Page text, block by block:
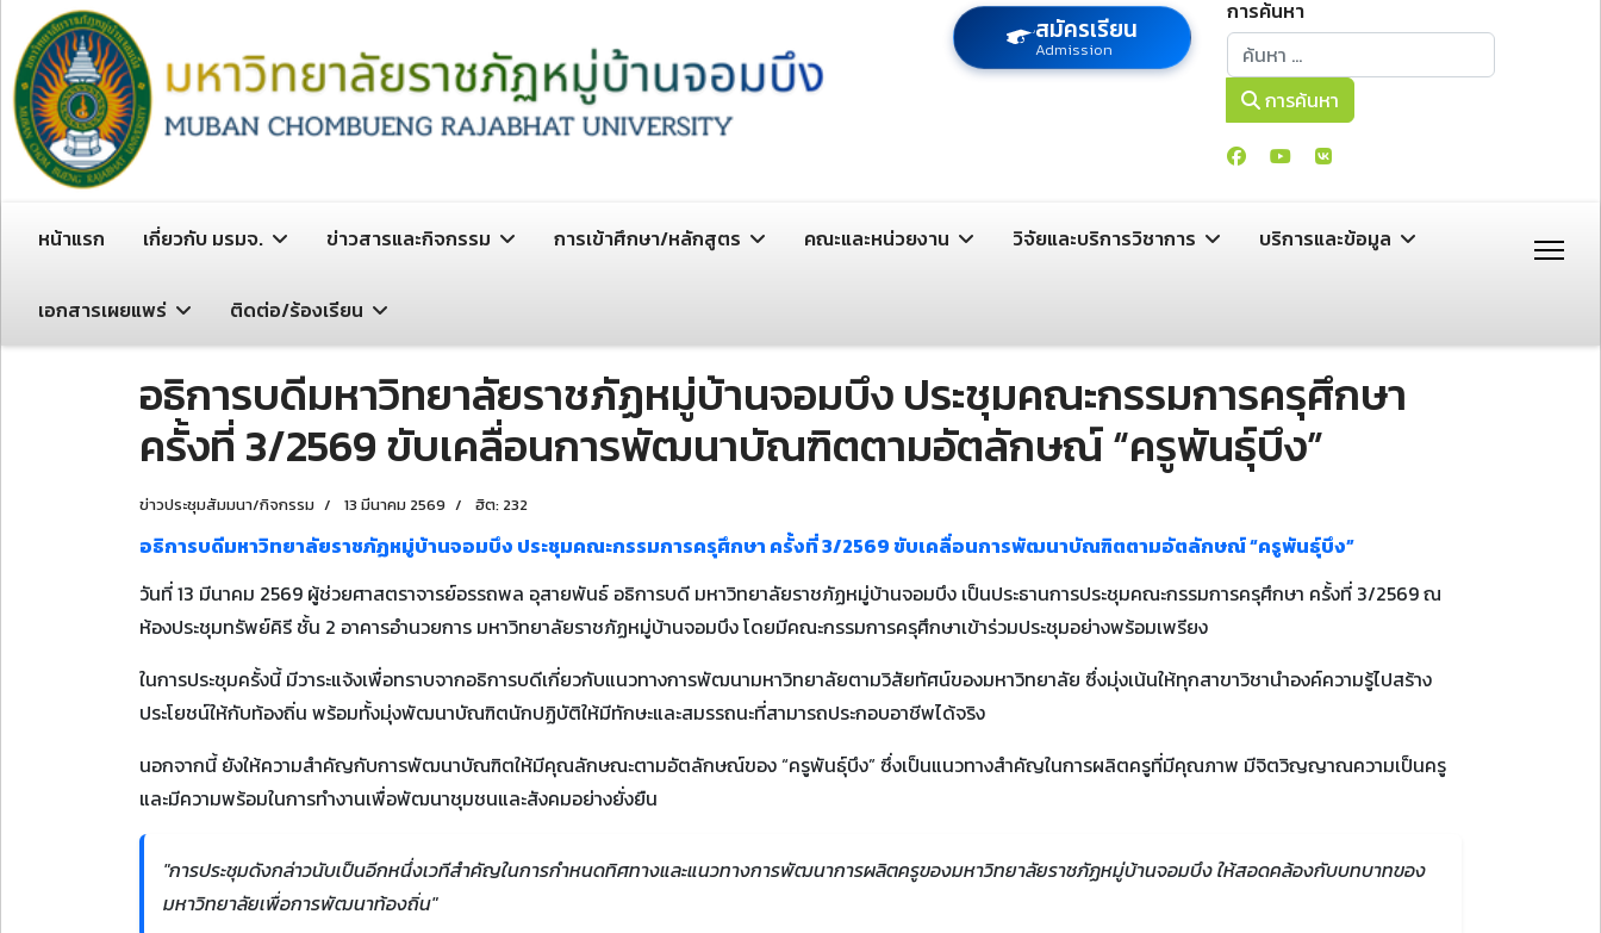
สมัครเรียน
Admission
การค้นหา
การค้นหา
การค้นหา
หน้าแรก เกี่ยวกับ มรมจ. ข่าวสารและกิจกรรม การเข้าศึกษา/หลักสูตร คณะและหน่วยงาน วิจัยและบริการวิชาการ บริการและข้อมูล
เอกสารเผยแพร่ ติดต่อ/ร้องเรียน
อธิการบดีมหาวิทยาลัยราชภัฏหมู่บ้านจอมบึง ประชุมคณะกรรมการครุศึกษา
ครั้งที่ 3/2569 ขับเคลื่อนการพัฒนาบัณฑิตตามอัตลักษณ์ “ครูพันธุ์บึง”
ข่าวประชุมสัมมนา/กิจกรรม 13 มีนาคม 2569 ฮิต: 232
อธิการบดีมหาวิทยาลัยราชภัฏหมู่บ้านจอมบึง ประชุมคณะกรรมการครุศึกษา ครั้งที่ 3/2569 ขับเคลื่อนการพัฒนาบัณฑิตตามอัตลักษณ์ “ครูพันธุ์บึง”
วันที่ 13 มีนาคม 2569 ผู้ช่วยศาสตราจารย์อรรถพล อุสายพันธ์ อธิการบดี มหาวิทยาลัยราชภัฏหมู่บ้านจอมบึง เป็นประธานการประชุมคณะกรรมการครุศึกษา ครั้งที่ 3/2569 ณ
ห้องประชุมทรัพย์คิรี ชั้น 2 อาคารอำนวยการ มหาวิทยาลัยราชภัฏหมู่บ้านจอมบึง โดยมีคณะกรรมการครุศึกษาเข้าร่วมประชุมอย่างพร้อมเพรียง
ในการประชุมครั้งนี้ มีวาระแจ้งเพื่อทราบจากอธิการบดีเกี่ยวกับแนวทางการพัฒนามหาวิทยาลัยตามวิสัยทัศน์ของมหาวิทยาลัย ซึ่งมุ่งเน้นให้ทุกสาขาวิชานำองค์ความรู้ไปสร้าง
ประโยชน์ให้กับท้องถิ่น พร้อมทั้งมุ่งพัฒนาบัณฑิตนักปฏิบัติให้มีทักษะและสมรรถนะที่สามารถประกอบอาชีพได้จริง
นอกจากนี้ ยังให้ความสำคัญกับการพัฒนาบัณฑิตให้มีคุณลักษณะตามอัตลักษณ์ของ “ครูพันธุ์บึง” ซึ่งเป็นแนวทางสำคัญในการผลิตครูที่มีคุณภาพ มีจิตวิญญาณความเป็นครู
และมีความพร้อมในการทำงานเพื่อพัฒนาชุมชนและสังคมอย่างยั่งยืน
"การประชุมดังกล่าวนับเป็นอีกหนึ่งเวทีสำคัญในการกำหนดทิศทางและแนวทางการพัฒนาการผลิตครูของมหาวิทยาลัยราชภัฏหมู่บ้านจอมบึง ให้สอดคล้องกับบทบาทของ
มหาวิทยาลัยเพื่อการพัฒนาท้องถิ่น"